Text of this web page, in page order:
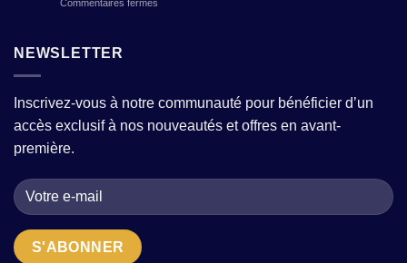
cherche
pièces
en
Commentaires fermés
marier
inspirations
2026
NEWSLETTER
Inscrivez-vous à notre communauté pour bénéficier d’un
accès exclusif à nos nouveautés et offres en avant-
première.